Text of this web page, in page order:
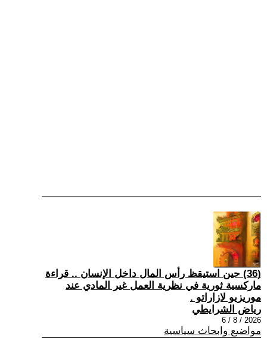
(36) حين استيقظ رأس المال داخل الإنسان .. قراءة
ماركسية ثورية في نظرية العمل غير المادي عند
موريزيو لازاراتو .
رياض الشرايطي
2026 / 8 / 6
مواضيع وابحاث سياسية